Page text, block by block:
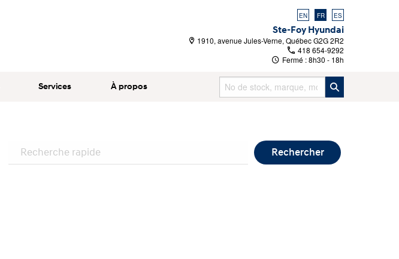
EN FR ES
Ste-Foy Hyundai
1910, avenue Jules-Verne, Québec G2G 2R2
418 654-9292
Fermé :8h30 - 18h
Services À propos
Rechercher